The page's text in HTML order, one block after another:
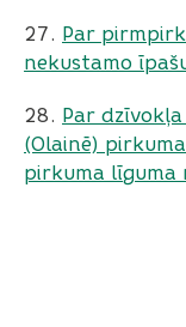
27. Par
nekustamo
28. Par
(Olainē)
pirkuma līguma